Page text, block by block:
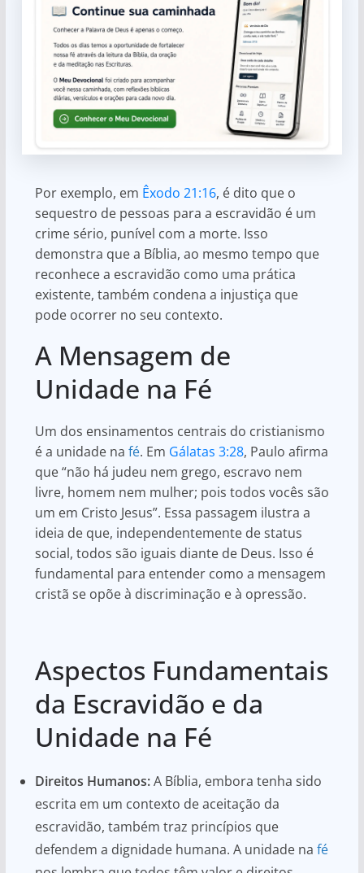
Por exemplo, em Êxodo 21:16, é dito que o
sequestro de pessoas para a escravidão é um
crime sério, punível com a morte. Isso
demonstra que a Bíblia, ao mesmo tempo que
reconhece a escravidão como uma prática
existente, também condena a injustiça que
pode ocorrer no seu contexto.
A Mensagem de
Unidade na Fé
Um dos ensinamentos centrais do cristianismo
é a unidade na fé. Em Gálatas 3:28, Paulo afirma
que “não há judeu nem grego, escravo nem
livre, homem nem mulher; pois todos vocês são
um em Cristo Jesus”. Essa passagem ilustra a
ideia de que, independentemente de status
social, todos são iguais diante de Deus. Isso é
fundamental para entender como a mensagem
cristã se opõe à discriminação e à opressão.
Aspectos Fundamentais
da Escravidão e da
Unidade na Fé
Direitos Humanos:A Bíblia, embora tenha sido
escrita em um contexto de aceitação da
escravidão, também traz princípios que
defendem a dignidade humana. A unidade na fé